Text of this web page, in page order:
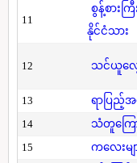
11
စွန့်စားက
နိုင်ငံသား
12 သင်ယူလေ့လ
13
ရာပြ
14
သံတူကြော
15
ကလေးမ